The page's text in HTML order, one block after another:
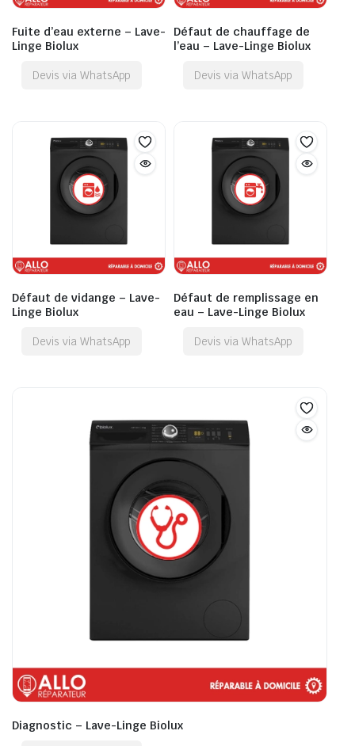
Fuite d’eau externe – Lave-
Linge Biolux
Devis via WhatsApp
Défaut de chauffage de
l’eau – Lave-Linge Biolux
Devis via WhatsApp
Défaut de vidange – Lave-
Linge Biolux
Devis via WhatsApp
Défaut de remplissage en
eau – Lave-Linge Biolux
Devis via WhatsApp
Diagnostic – Lave-Linge Biolux